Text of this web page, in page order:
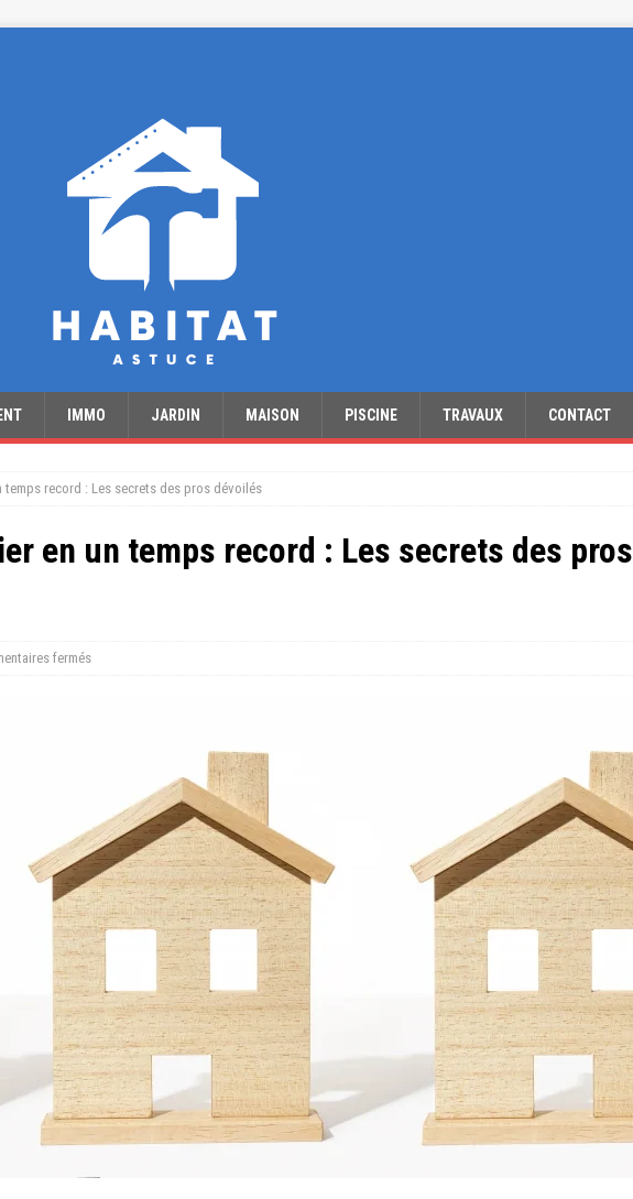
IMMO JARDIN MAISON PISCINE TRAVAUX CONTACT
temps record : Les secrets des pros dévoilés
en un temps record : Les secrets des pros
fermés